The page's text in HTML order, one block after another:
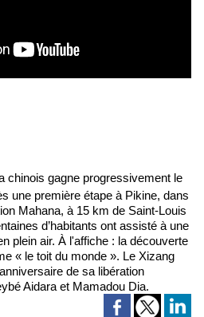
chinois gagne progressivement le
une première étape à Pikine, dans
Mahana, à 15 km de Saint-Louis
d’habitants ont assisté à une
plein air. À l'affiche : la découverte
« le toit du monde ». Le Xizang
de sa libération
Aidara et Mamadou Dia.